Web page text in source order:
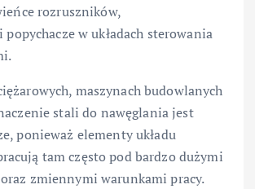
rozruszników,
w układach sterowania
maszynach budowlanych
stali do nawęglania jest
ponieważ elementy układu
tam często pod bardzo dużymi
zmiennymi warunkami pracy.